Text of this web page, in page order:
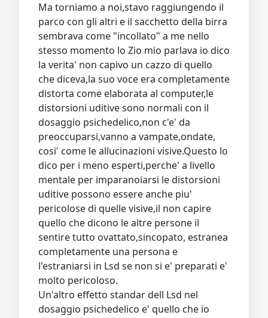
Ma torniamo a noi,stavo raggiungendo il
parco con gli altri e il sacchetto della birra
sembrava come "incollato" a me nello
stesso momento lo Zio mio parlava io dico
la verita' non capivo un cazzo di quello
che diceva,la suo voce era completamente
distorta come elaborata al computer,le
distorsioni uditive sono normali con il
dosaggio psichedelico,non c'e' da
preoccuparsi,vanno a vampate,ondate,
cosi' come le allucinazioni visive.Questo lo
dico per i meno esperti,perche' a livello
mentale per imparanoiarsi le distorsioni
uditive possono essere anche piu'
pericolose di quelle visive,il non capire
quello che dicono le altre persone il
sentire tutto ovattato,sincopato, estranea
completamente una persona e
l'estraniarsi in Lsd se non si e' preparati e'
molto pericoloso.
Un'altro effetto standar dell Lsd nel
dosaggio psichedelico e' quello che io